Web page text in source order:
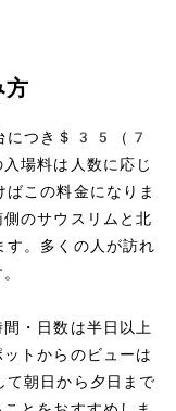
方
につき＄35（7
場料は人数に応じ
この料金になりま
のサウスリムと北
。多くの人が訪れ
・日数は半日以上
トからのビューは
朝日から夕日まで